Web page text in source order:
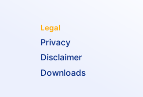
Legal
Privacy
Disclaimer
Downloads